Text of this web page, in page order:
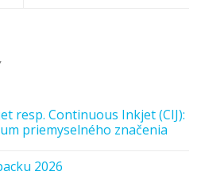
resp. Continuous Inkjet (CIJ):
priemyselného značenia
2026